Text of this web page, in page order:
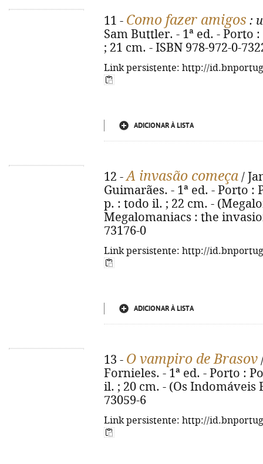
11 - Como fazer amigos :
Sam Buttler. - 1ª ed. - Porto
; 21 cm. - ISBN 978-972-0-
Link persistente: http://
ADICIONAR À LISTA
12 -A invasão começa /
Guimarães. - 1ª ed. - Porto :
p. : todo il. ; 22 cm. -
Megalomaniacs : the
73176-0
Link persistente: http://
ADICIONAR À LISTA
13 - O vampiro de Brasov
Fornieles. - 1ª ed. - Porto :
il. ; 20 cm. - (Os Indomáveis
73059-6
Link persistente: http://